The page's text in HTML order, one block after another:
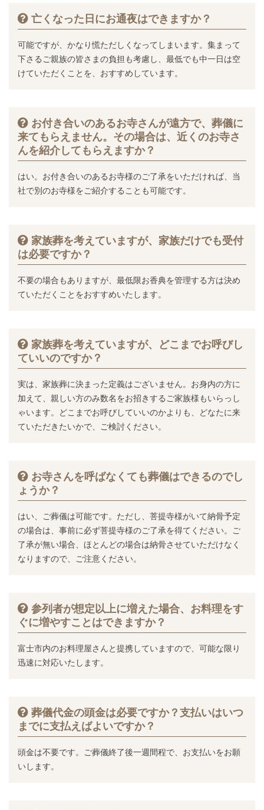
亡くなった日にお通夜はできますか？
可能ですが、かなり慌ただしくなってしまいます。集まって
下さるご親族の皆さまの負担も考慮し、最低でも中一日は空
けていただくことを、おすすめしています。
お付き合いのあるお寺さんが遠方で、葬儀に
来てもらえません。その場合は、近くのお寺さ
んを紹介してもらえますか？
はい。お付き合いのあるお寺様のご了承をいただければ、当
社で別のお寺様をご紹介することも可能です。
家族葬を考えていますが、家族だけでも受付
は必要ですか？
不要の場合もありますが、最低限お香典を管理する方は決め
ていただくことをおすすめいたします。
家族葬を考えていますが、どこまでお呼びし
ていいのですか？
実は、家族葬に決まった定義はございません。お身内の方に
加えて、親しい方のみ数名をお招きするご家族様もいらっし
ゃいます。どこまでお呼びしていいのかよりも、どなたに来
ていただきたいかで、ご検討ください。
お寺さんを呼ばなくても葬儀はできるのでし
ょうか？
はい、ご葬儀は可能です。ただし、菩提寺様がいて納骨予定
の場合は、事前に必ず菩提寺様のご了承を得てください。ご
了承が無い場合、ほとんどの場合は納骨させていただけなく
なりますので、ご注意ください。
参列者が想定以上に増えた場合、お料理をす
ぐに増やすことはできますか？
富士市内のお料理屋さんと提携していますので、可能な限り
迅速に対応いたします。
葬儀代金の頭金は必要ですか？支払いはいつ
までに支払えばよいですか？
頭金は不要です。ご葬儀終了後一週間程で、お支払いをお願
いします。